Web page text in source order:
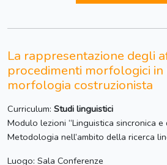
La rappresentazione degli
procedimenti morfologici
morfologia costruzionista
Curriculum: Studi linguistici
Modulo lezioni “Linguistica sincronica e
Metodologia nell’ambito della ricerca
Luogo: Sala Conferenze